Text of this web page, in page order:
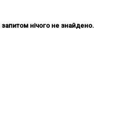
нічого не знайдено.